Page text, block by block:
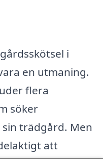
i
en utmaning.
flera
söker
trädgård. Men
att